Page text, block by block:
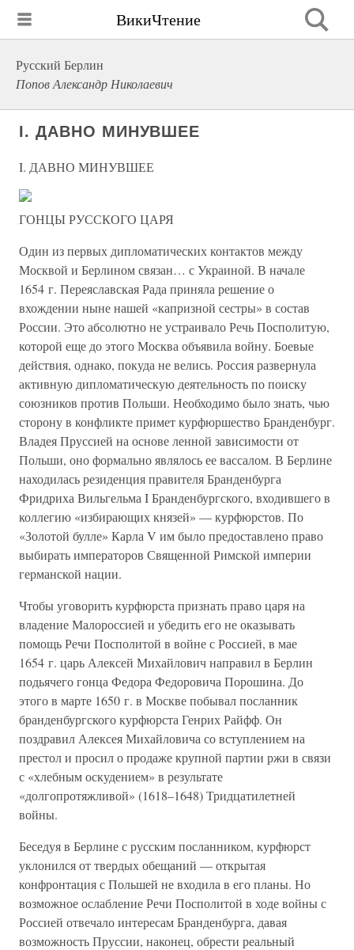
ВикиЧтение
Русский Берлин
Попов Александр Николаевич
I. ДАВНО МИНУВШЕЕ
I. ДАВНО МИНУВШЕЕ
ГОНЦЫ РУССКОГО ЦАРЯ
Один из первых дипломатических контактов между
Москвой и Берлином связан… с Украиной. В начале
1654 г. Переяславская Рада приняла решение о
вхождении ныне нашей «капризной сестры» в состав
России. Это абсолютно не устраивало Речь Посполитую,
которой еще до этого Москва объявила войну. Боевые
действия, однако, покуда не велись. Россия развернула
активную дипломатическую деятельность по поиску
союзников против Польши. Необходимо было знать, чью
сторону в конфликте примет курфюршество Бранденбург.
Владея Пруссией на основе ленной зависимости от
Польши, оно формально являлось ее вассалом. В Берлине
находилась резиденция правителя Бранденбурга
Фридриха Вильгельма I Бранденбургского, входившего в
коллегию «избирающих князей» — курфюрстов. По
«Золотой булле» Карла V им было предоставлено право
выбирать императоров Священной Римской империи
германской нации.
Чтобы уговорить курфюрста признать право царя на
владение Малороссией и убедить его не оказывать
помощь Речи Посполитой в войне с Россией, в мае
1654 г. царь Алексей Михайлович направил в Берлин
подьячего гонца Федора Федоровича Порошина. До
этого в марте 1650 г. в Москве побывал посланник
бранденбургского курфюрста Генрих Райфф. Он
поздравил Алексея Михайловича со вступлением на
престол и просил о продаже крупной партии ржи в связи
с «хлебным оскудением» в результате
«долгопротяжливой» (1618–1648) Тридцатилетней
войны.
Беседуя в Берлине с русским посланником, курфюрст
уклонился от твердых обещаний — открытая
конфронтация с Польшей не входила в его планы. Но
возможное ослабление Речи Посполитой в ходе войны с
Россией отвечало интересам Бранденбурга, давая
возможность Пруссии, наконец, обрести реальный